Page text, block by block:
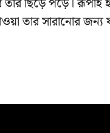
তার সারানোর